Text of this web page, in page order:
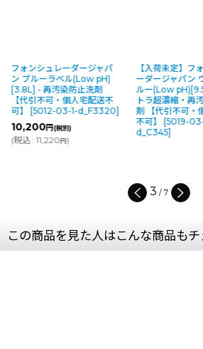
フォンシュレーダージャパ
ン ブルーラベル(Low pH)
[3.8L] - 再汚染防止洗剤
【代引不可・個人宅配送不
可】
[5012-03-1-d_F3320]
10,200円(税別)
(税込: 11,220円)
【入荷未定】フ
ーダージャパン
ルー(Low
トラ超濃縮・再
剤 【代引不可・
不可】
[5019-
d_C345]
3 / 7
この商品を見た人はこんな商品も